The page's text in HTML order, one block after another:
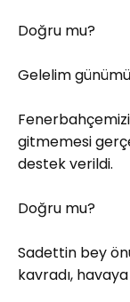
Doğru mu?
Gelelim
gitmemesi
destek verildi.
Doğru mu?
Sadettin bey
kavradı, havaya